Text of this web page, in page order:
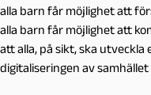
alla barn får möjlighet att
alla barn får möjlighet att
att alla, på sikt, ska
digitaliseringen av samhället